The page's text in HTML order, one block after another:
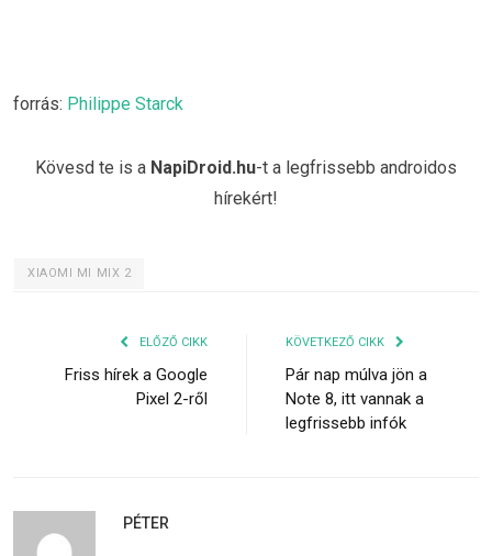
forrás: Philippe Starck
Kövesd te is a NapiDroid.hu-t a legfrissebb androidos
hírekért!
XIAOMI MI MIX 2
ELŐZŐ CIKK
Friss hírek a Google
Pixel 2-ről
KÖVETKEZŐ CIKK
Pár nap múlva jön a
Note 8, itt vannak a
legfrissebb infók
PÉTER